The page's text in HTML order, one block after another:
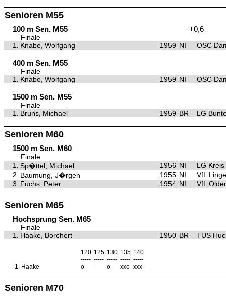
Senioren M55
100 m Sen. M55 +0,6
Finale
1.
Knabe, Wolfgang 1959 NI OSC
400 m Sen. M55
Finale
1.
Knabe, Wolfgang 1959 NI OSC
1500 m Sen. M55
Finale
1.
Bruns, Michael 1959 BR LG
Senioren M60
1500 m Sen. M60
Finale
1.
Sp�ttel, Michael 1956 NI
LG
2. Baumung, J�rgen 1955 NI
VfL
3. Fuchs, Peter 1954 NI VfL
Senioren M65
Hochsprung Sen. M65
Finale
1.
Haake, Borchert 1950 BR TUS
120 125 130 135 140
----- ----- ----- ----- -----
1. Haake o - o xxo xxx
Senioren M70